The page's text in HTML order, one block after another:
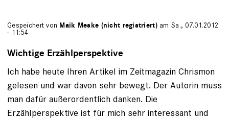
Gespeichert von Maik Meske (nicht registriert)am Sa., 07.01.2012
- 11:54
Wichtige Erzählperspektive
Ich habe heute Ihren Artikel im Zeitmagazin Chrismon
gelesen und war davon sehr bewegt. Der Autorin muss
man dafür außerordentlich danken. Die
Erzählperspektive ist für mich sehr interessant und